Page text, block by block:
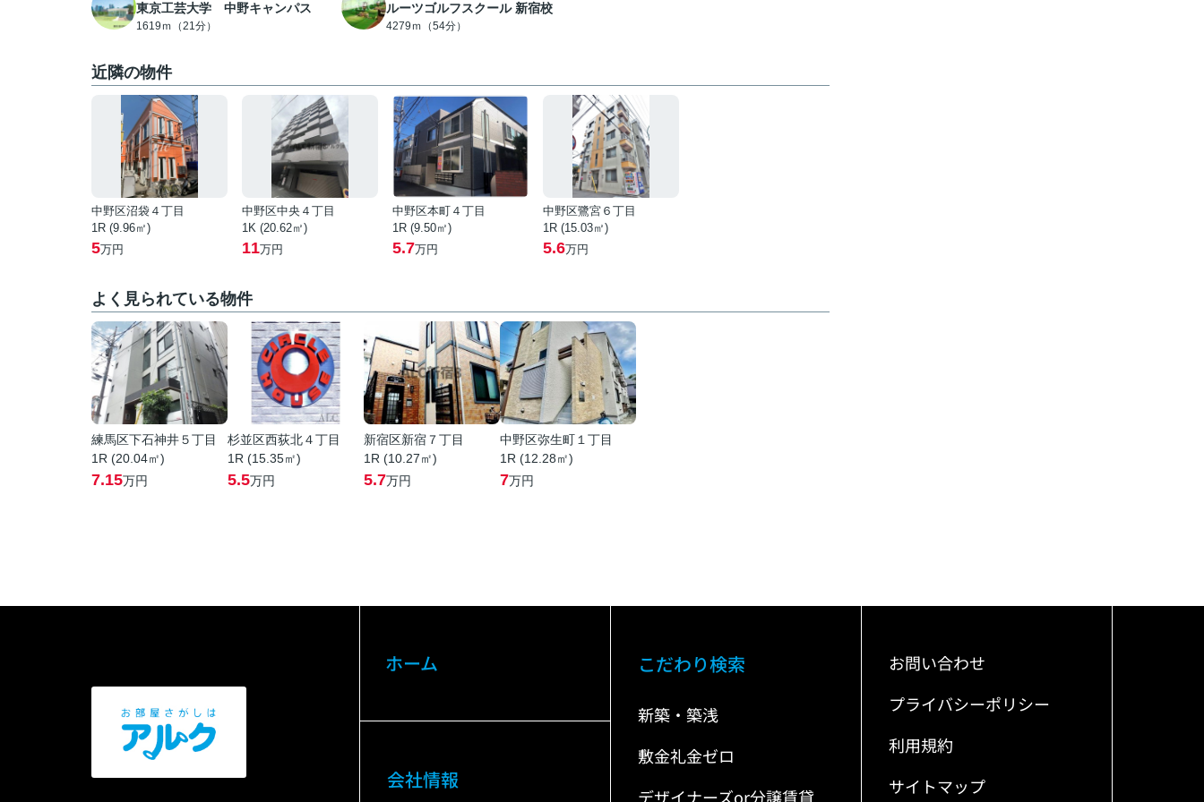
東京工芸大学 中野キャンパス
1619ｍ（21分）
ルーツゴルフスクール 新宿校
4279ｍ（54分）
近隣の物件
中野区沼袋４丁目
1R (9.96㎡)
5万円
中野区中央４丁目
1K (20.62㎡)
11万円
中野区本町４丁目
1R (9.50㎡)
5.7万円
中野区鷺宮６丁目
1R (15.03㎡)
5.6万円
よく見られている物件
練馬区下石神井５丁目
1R (20.04㎡)
7.15万円
杉並区西荻北４丁目
1R (15.35㎡)
5.5万円
新宿区新宿７丁目
1R (10.27㎡)
5.7万円
中野区弥生町１丁目
1R (12.28㎡)
7万円
ホーム
会社情報
こだわり検索
新築・築浅
敷金礼金ゼロ
デザイナーズor分譲賃貸
お問い合わせ
プライバシーポリシー
利用規約
サイトマップ